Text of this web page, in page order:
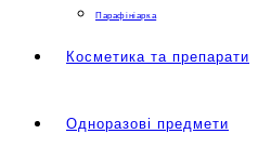
Парафініарка
Косметика та препарати
Одноразові предмети